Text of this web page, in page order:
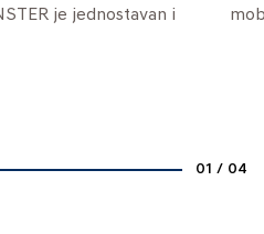
je jednostavan i
01 / 04